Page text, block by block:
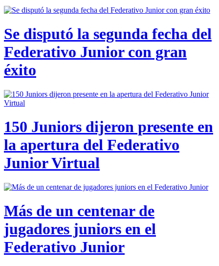
Se disputó la segunda fecha del
Federativo Junior con gran
éxito
150 Juniors dijeron presente en
la apertura del Federativo
Junior Virtual
Más de un centenar de
jugadores juniors en el
Federativo Junior